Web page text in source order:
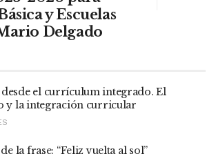
y Escuelas
Delgado
el currículum integrado. El
y la integración curricular
la frase: “Feliz vuelta al sol”